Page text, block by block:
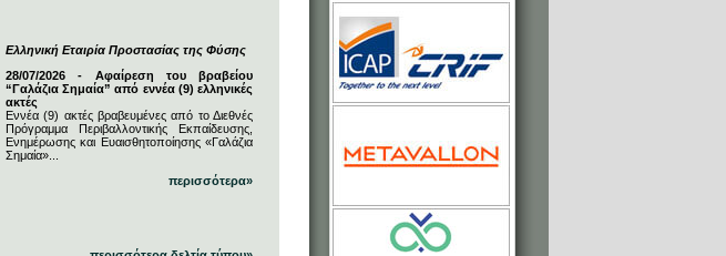
Ελληνική Εταιρία Προστασίας της Φύσης
28/07/2026 - Αφαίρεση του βραβείου
“Γαλάζια Σημαία” από εννέα (9) ελληνικές
ακτές
Εννέα (9) ακτές βραβευμένες από το Διεθνές
Πρόγραμμα Περιβαλλοντικής Εκπαίδευσης,
Ενημέρωσης και Ευαισθητοποίησης «Γαλάζια
Σημαία»...
περισσότερα»